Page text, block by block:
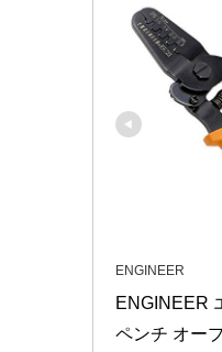
ENGINEER
ENGINEER
ペンチ オー